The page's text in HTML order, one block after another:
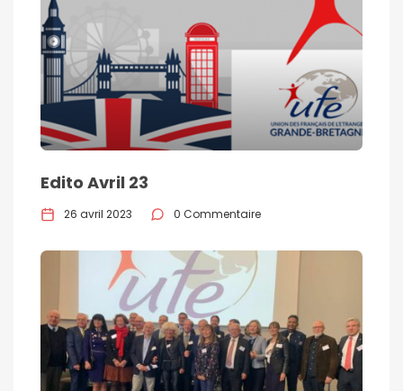
Edito Avril 23
26 avril 2023 0 Commentaire